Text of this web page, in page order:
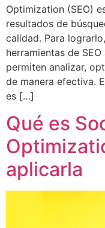
Optimization (SEO)
resultados de
calidad. Para
herramientas de
permiten analizar,
de manera efectiva.
es […]
Qué es
aplicarla